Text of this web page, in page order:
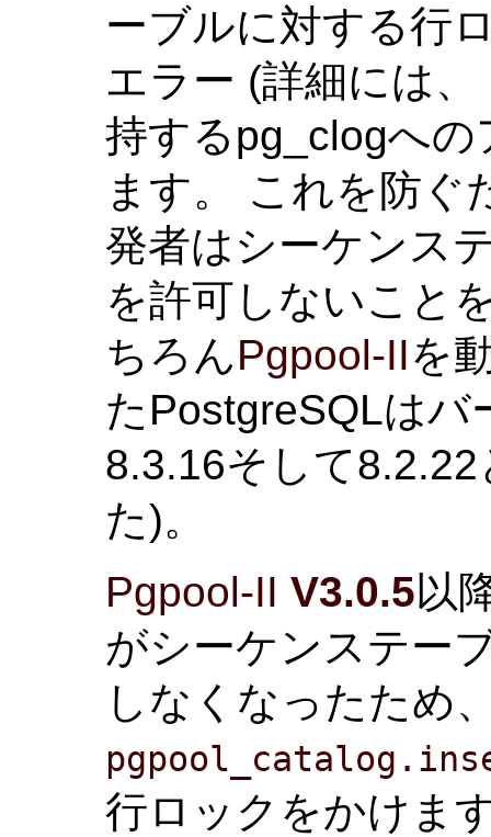
ーブルに対する行
エラー (詳細には
持するpg_clogへ
ます。 これを防ぐ
発者はシーケンス
を許可しないこと
ちろんPgpool-IIを
たPostgreSQLはバ
8.3.16そして
た)。
Pgpool-II V3.0.5以
がシーケンステー
しなくなったため
行ロックをかけま